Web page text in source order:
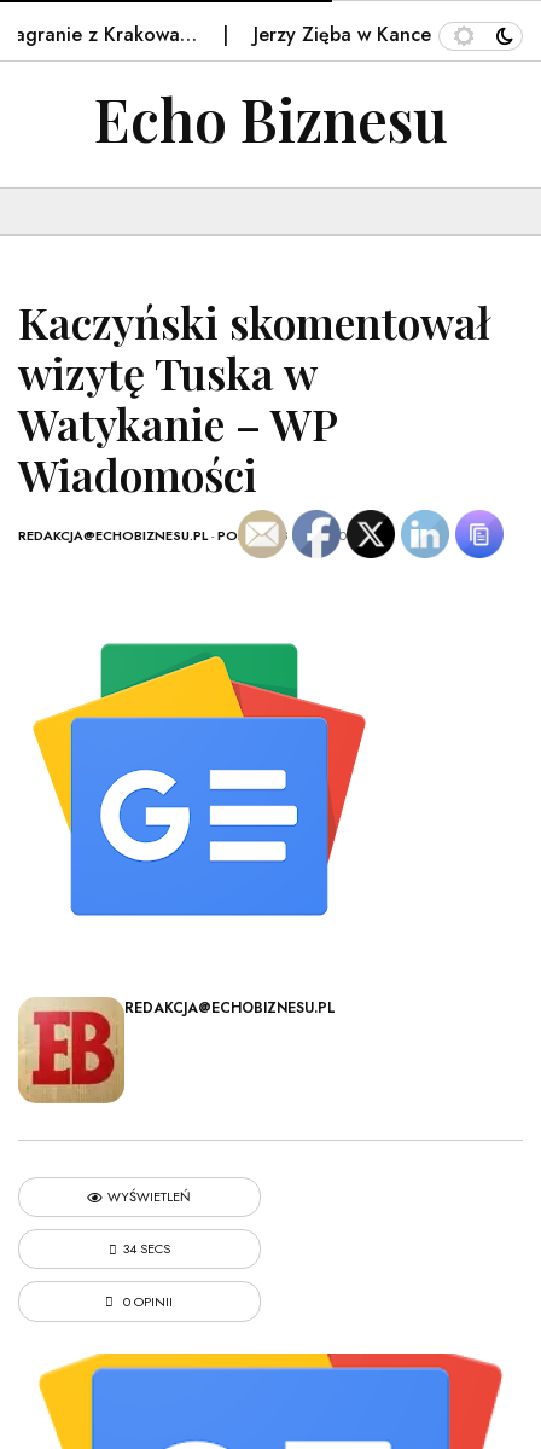
z Krakowa… Jerzy Zięba w Kancelarii
Echo Biznesu
Kaczyński skomentował
wizytę Tuska w
Watykanie – WP
Wiadomości
REDAKCJA@ECHOBIZNESU.PL-POLSKA - 8 MAJA, 2026
REDAKCJA@ECHOBIZNESU.PL
WYŚWIETLEŃ
34 SECS
0 OPINII